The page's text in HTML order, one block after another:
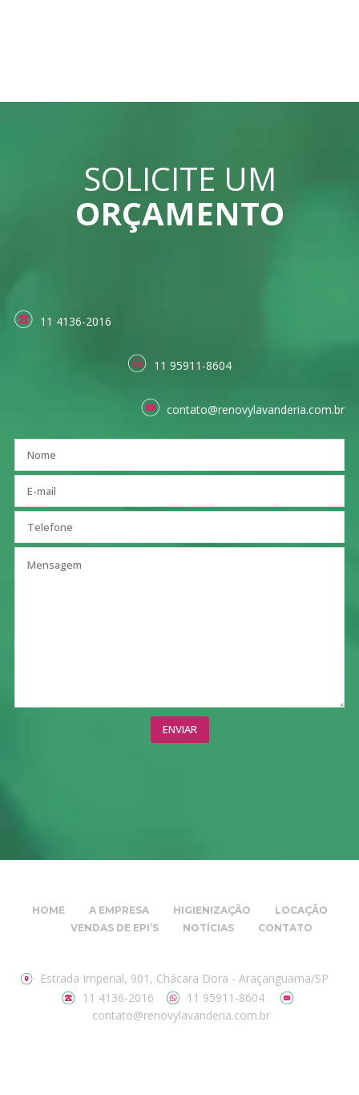
SOLICITE UM
ORÇAMENTO
11 4136-2016
11 95911-8604
contato@renovylavanderia.com.br
HOME A EMPRESA HIGIENIZAÇÃO
LOCAÇÃO
VENDAS DE EPI’S
NOTÍCIAS CONTATO
Estrada Imperial, 901, Chácara Dora - Araçariguama/SP
11 4136-2016
11 95911-8604
contato@renovylavanderia.com.br